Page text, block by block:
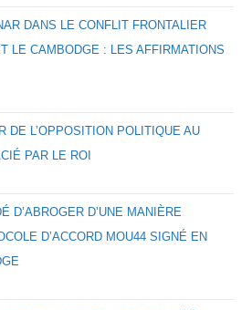
DANS LE CONFLIT FRONTALIER
LE CAMBODGE : LES AFFIRMATIONS
DE L’OPPOSITION POLITIQUE AU
PAR LE ROI
D’ABROGER D’UNE MANIÈRE
D’ACCORD MOU44 SIGNÉ EN